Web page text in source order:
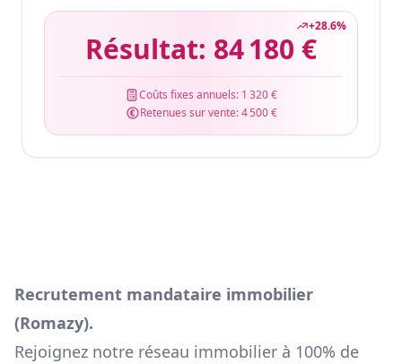
+28.6%
Résultat: 84 180 €
Coûts fixes annuels: 1 320 €
Retenues sur vente:4 500 €
Recrutement mandataire immobilier
(Romazy).
Rejoignez notre réseau immobilier à 100% de